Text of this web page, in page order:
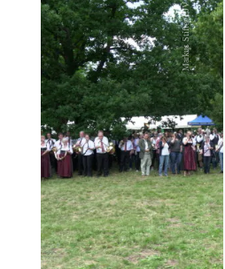
Markus Stifter/LJV